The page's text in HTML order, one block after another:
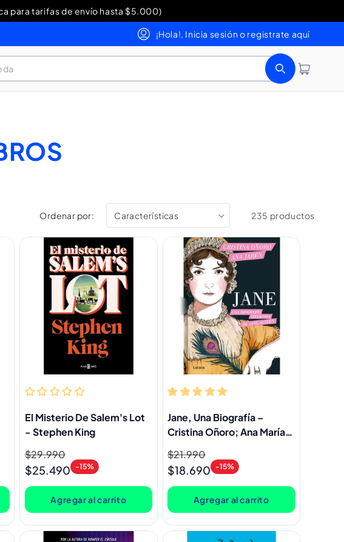
para tarifas de envío hasta $5.000)
4429 o al 800 200 354
¡Hola!, Inicia sesión o registrate aquí
Iniciar sesión
Carrito
Ordenar por: 235 productos
El Misterio De Salem's Lot
- Stephen King
Precio
habitual
$29.990
Precio
de
oferta
$25.490 -15%
Agregar al carrito
Jane, Una Biografía –
Cristina Oñoro; Ana María
Precio
habitual
$21.990
Precio
de
oferta
$18.690 -15%
Agregar al carrito